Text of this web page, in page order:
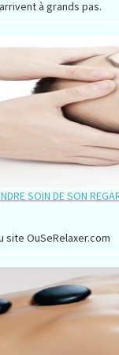
à grands pas.
SOIN DE SON
site OuSeRelaxer.com